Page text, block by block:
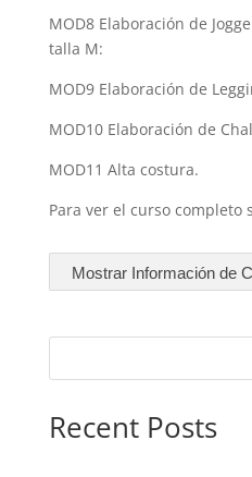
MOD8 Elaboración de
talla M:
MOD9 Elaboración de
MOD10 Elaboración de
MOD11 Alta costura.
Para ver el curso completo
Mostrar Información de
Recent Posts